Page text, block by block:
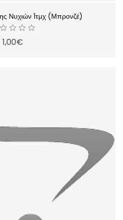
Νυχιών 1τμχ (Μπρονζέ)
1,00€